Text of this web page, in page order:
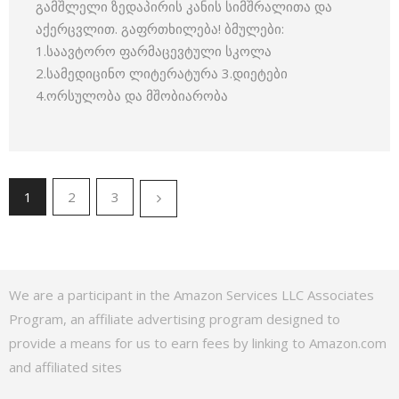
გამშლელი ზედაპირის კანის სიმშრალითა და
აქერცვლით. გაფრთხილება! ბმულები:
1.საავტორო ფარმაცევტული სკოლა
2.სამედიცინო ლიტერატურა 3.დიეტები
4.ორსულობა და მშობიარობა
1 2 3
We are a participant in the Amazon Services LLC Associates
Program, an affiliate advertising program designed to
provide a means for us to earn fees by linking to Amazon.com
and affiliated sites